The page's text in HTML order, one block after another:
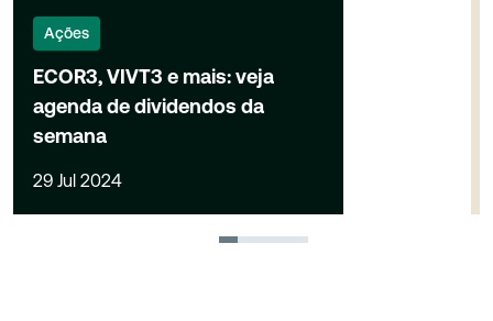
Ações
ECOR3, VIVT3 e mais: veja
agenda de dividendos da
semana
29 Jul 2024
1 2 3 4